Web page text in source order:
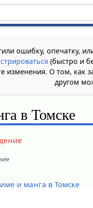
ошибку, опечатку,
(быстро и
изменения. О том, как
другом
в Томске
и манга в Томске